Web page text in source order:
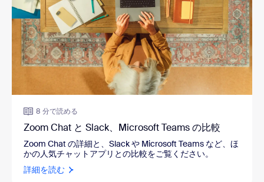
8 分で読める
Zoom Chat と Slack、Microsoft Teams の比較
Zoom Chat の詳細と、Slack や Microsoft Teams など、ほ
かの人気チャットアプリとの比較をご覧ください。
詳細を読む